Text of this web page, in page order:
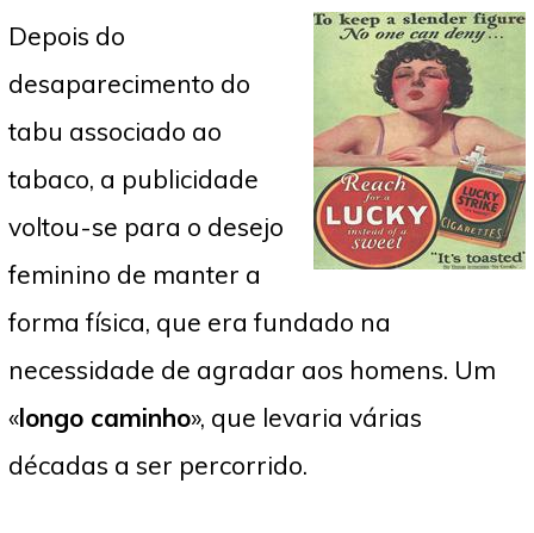
Depois do
desaparecimento do
tabu associado ao
tabaco, a publicidade
voltou-se para o desejo
feminino de manter a
forma física, que era fundado na
necessidade de agradar aos homens. Um
«longo caminho», que levaria várias
décadas a ser percorrido.